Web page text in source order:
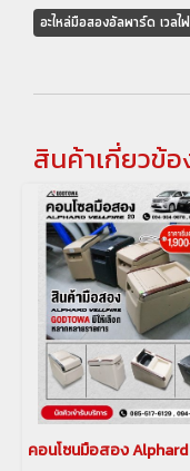
อะไหล่มือสองอัลพาร์ด เว
สินค้าเกี่ยวข้อ